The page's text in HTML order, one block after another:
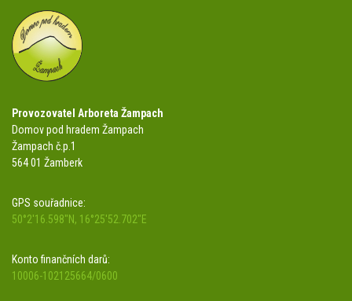
Provozovatel Arboreta Žampach
Domov pod hradem Žampach
Žampach č.p.1
564 01 Žamberk
GPS souřadnice:
50°2'16.598"N, 16°25'52.702"E
Konto finančních darů:
10006-102125664/0600